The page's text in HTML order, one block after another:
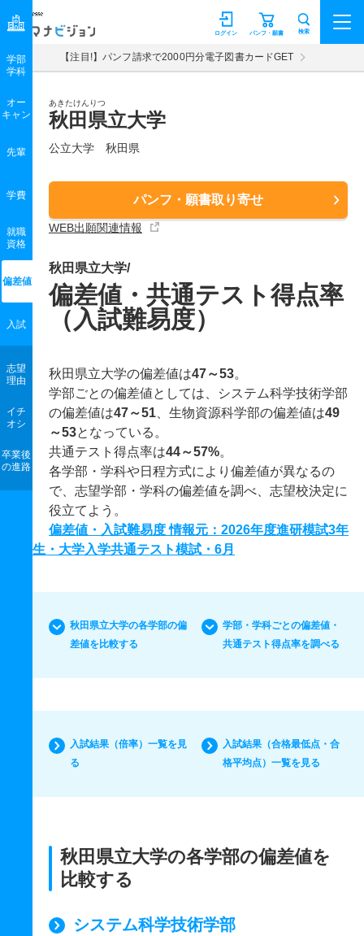
マナビジョン パンフ・願書
ログイン 検索
【注目!】パンフ請求で2000円分電子図書カードGET
あきたけんりつ
秋田県立大学
公立大学 秋田県
パンフ・願書取り寄せ
WEB出願関連情報
学部
学科
オー
キャン
先輩
学費
就職
資格
偏差値
入試
志望
理由
イチ
オシ
卒業後
の進路
秋田県立大学/
偏差値・共通テスト得点率
（入試難易度）
秋田県立大学の偏差値は47～53。
学部ごとの偏差値としては、システム科学技術学部
の偏差値は47～51 、生物資源科学部の偏差値は49
～53となっている。
共通テスト得点率は44～57%。
各学部・学科や日程方式により偏差値が異なるの
で、志望学部・学科の偏差値を調べ、志望校決定に
役立てよう。
偏差値・入試難易度 情報元：2026年度進研模試3年
生・大学入学共通テスト模試・6月
秋田県立大学の各学部の偏
差値を比較する
学部・学科ごとの偏差値・
共通テスト得点率を調べる
入試結果（倍率）一覧を見
る
入試結果（合格最低点・合
格平均点）一覧を見る
秋田県立大学の各学部の偏差値を
比較する
システム科学技術学部